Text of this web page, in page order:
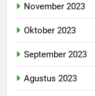
November 2023
Oktober 2023
September 2023
Agustus 2023